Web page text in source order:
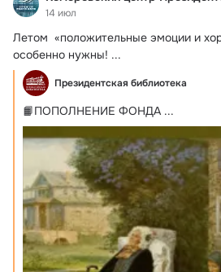
14 июл
Летом  «положительные эмоции и
особенно нужны! ...
Президентская библиотека
📙ПОПОЛНЕНИЕ ФОНДА ...